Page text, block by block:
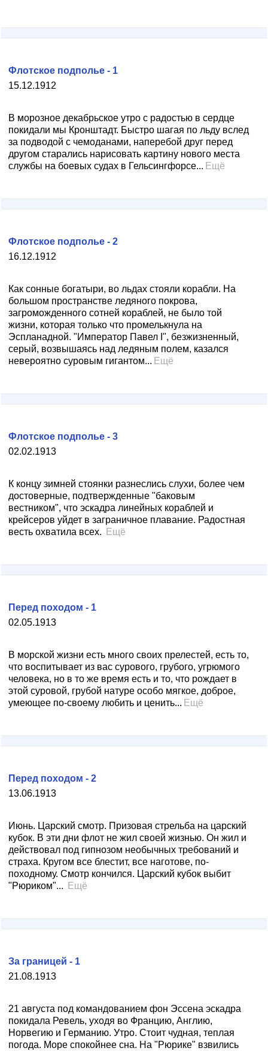
15.12.1912
Флотское подполье - 1
В морозное декабрьское утро с радостью в сердце
покидали мы Кронштадт. Быстро шагая по льду вслед
за подводой с чемоданами, наперебой друг перед
другом старались нарисовать картину нового места
службы на боевых судах в Гельсингфорсе... Ещё
16.12.1912
Флотское подполье - 2
Как сонные богатыри, во льдах стояли корабли. На
большом пространстве ледяного покрова,
загроможденного сотней кораблей, не было той
жизни, которая только что промелькнула на
Эспланадной. "Император Павел I", безжизненный,
серый, возвышаясь над ледяным полем, казался
невероятно суровым гигантом... Ещё
02.02.1913
Флотское подполье - 3
К концу зимней стоянки разнеслись слухи, более чем
достоверные, подтвержденные "баковым
вестником", что эскадра линейных кораблей и
крейсеров уйдет в заграничное плавание. Радостная
весть охватила всех.
Ещё
02.05.1913
Перед походом - 1
В морской жизни есть много своих прелестей, есть то,
что воспитывает из вас сурового, грубого, угрюмого
человека, но в то же время есть и то, что рождает в
этой суровой, грубой натуре особо мягкое, доброе,
умеющее по-своему любить и ценить... Ещё
13.06.1913
Перед походом - 2
Июнь. Царский смотр. Призовая стрельба на царский
кубок. В эти дни флот не жил своей жизнью. Он жил и
действовал под гипнозом необычных требований и
страха. Кругом все блестит, все наготове, по-
походному. Смотр кончился. Царский кубок выбит
"Рюриком"...
Ещё
21.08.1913
За границей - 1
21 августа под командованием фон Эссена эскадра
покидала Ревель, уходя во Францию, Англию,
Норвегию и Германию. Утро. Стоит чудная, теплая
погода. Море спокойнее сна. На "Рюрике" взвились